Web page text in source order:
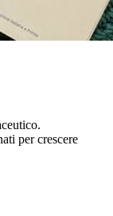
per crescere